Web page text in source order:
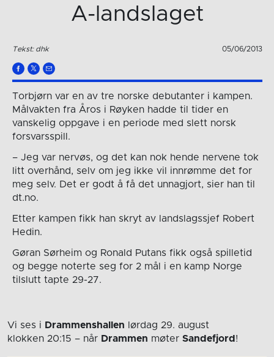
A-landslaget
Tekst: dhk 05/06/2013
Torbjørn var en av tre norske debutanter i kampen.
Målvakten fra Åros i Røyken hadde til tider en
vanskelig oppgave i en periode med slett norsk
forsvarsspill.
– Jeg var nervøs, og det kan nok hende nervene tok
litt overhånd, selv om jeg ikke vil innrømme det for
meg selv. Det er godt å få det unnagjort, sier han til
dt.no.
Etter kampen fikk han skryt av landslagssjef Robert
Hedin.
Gøran Sørheim og Ronald Putans fikk også spilletid
og begge noterte seg for 2 mål i en kamp Norge
tilslutt tapte 29-27.
Vi ses i Drammenshallen lørdag 29. august
klokken 20:15 – når Drammen møter Sandefjord!